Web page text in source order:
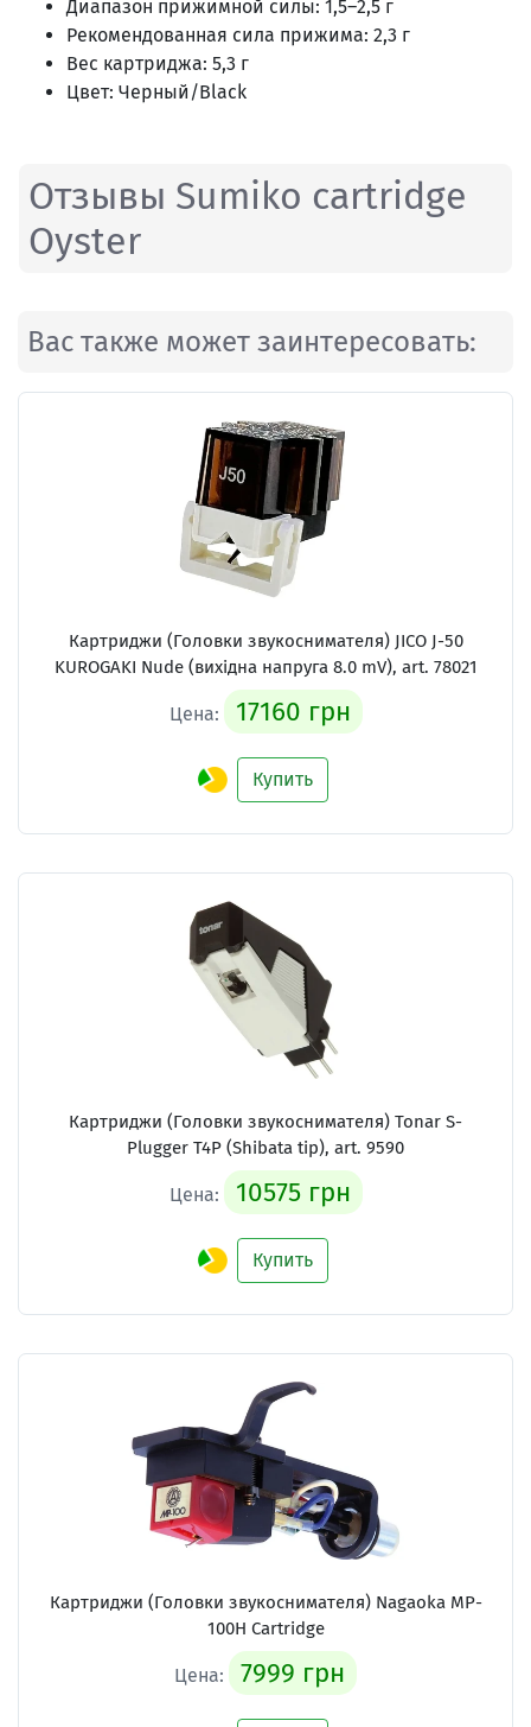
Диапазон прижимной силы: 1,5–2,5 г
Рекомендованная сила прижима: 2,3 г
Вес картриджа: 5,3 г
Цвет: Черный/Black
Отзывы Sumiko cartridge
Oyster
Вас также может заинтересовать:
Картриджи (Головки звукоснимателя) JICO J-50
KUROGAKI Nude (вихідна напруга 8.0 mV), art. 78021
Цена: 17160 грн
Купить
Картриджи (Головки звукоснимателя) Tonar S-
Plugger T4P (Shibata tip), art. 9590
Цена: 10575 грн
Купить
Картриджи (Головки звукоснимателя) Nagaoka MP-
100H Cartridge
Цена: 7999 грн